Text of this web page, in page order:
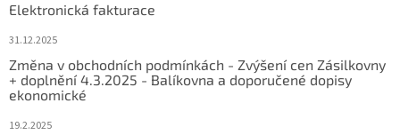
Elektronická fakturace
31.12.2025
Změna v obchodních podmínkách - Zvýšení cen Zásilkovny
+ doplnění 4.3.2025 - Balíkovna a doporučené dopisy
ekonomické
19.2.2025